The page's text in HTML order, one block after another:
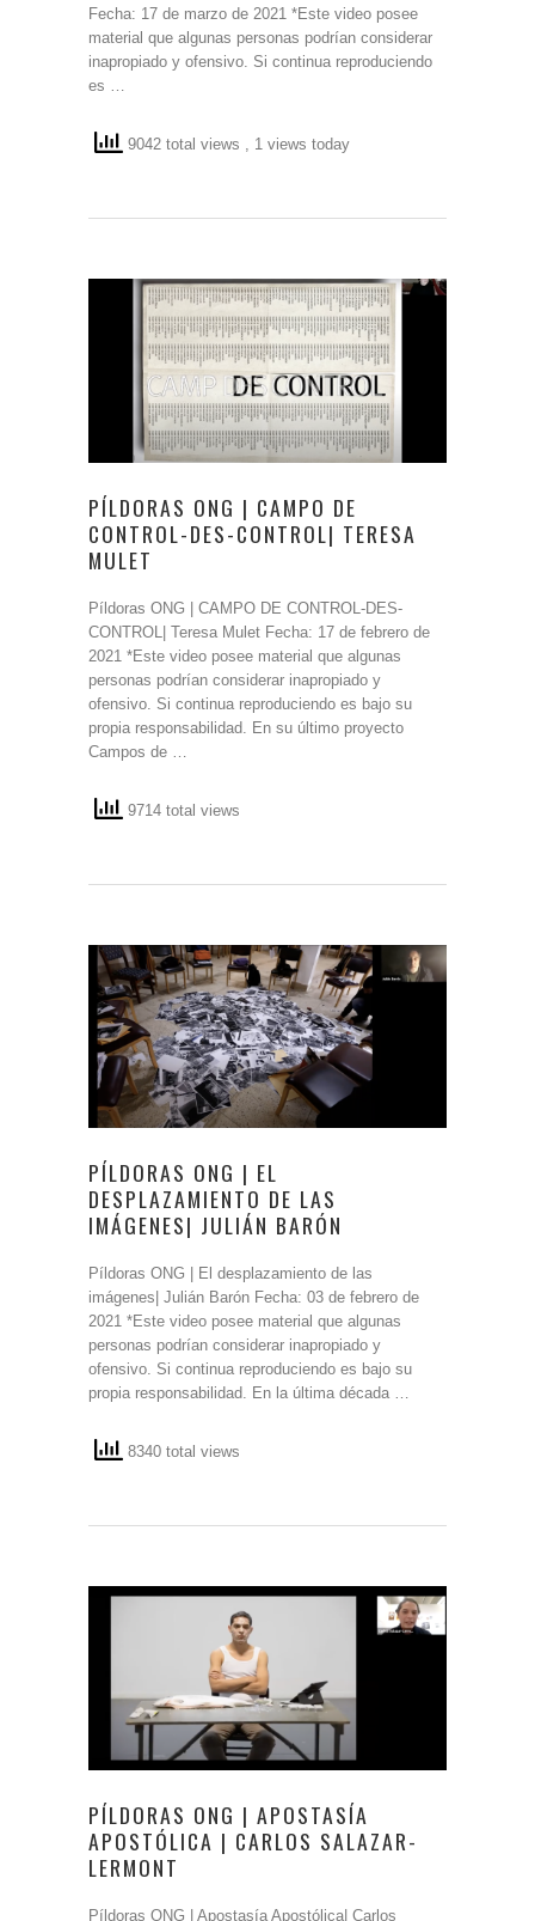
Fecha: 17 de marzo de 2021 *Este video posee
material que algunas personas podrían considerar
inapropiado y ofensivo. Si continua reproduciendo
es …
9042 total views , 1 views today
PÍLDORAS ONG | CAMPO DE
CONTROL-DES-CONTROL| TERESA
MULET
Píldoras ONG | CAMPO DE CONTROL-DES-
CONTROL| Teresa Mulet Fecha: 17 de febrero de
2021 *Este video posee material que algunas
personas podrían considerar inapropiado y
ofensivo. Si continua reproduciendo es bajo su
propia responsabilidad. En su último proyecto
Campos de …
9714 total views
PÍLDORAS ONG | EL
DESPLAZAMIENTO DE LAS
IMÁGENES| JULIÁN BARÓN
Píldoras ONG | El desplazamiento de las
imágenes| Julián Barón Fecha: 03 de febrero de
2021 *Este video posee material que algunas
personas podrían considerar inapropiado y
ofensivo. Si continua reproduciendo es bajo su
propia responsabilidad. En la última década …
8340 total views
PÍLDORAS ONG | APOSTASÍA
APOSTÓLICA | CARLOS SALAZAR-
LERMONT
Píldoras ONG | Apostasía Apostólica| Carlos